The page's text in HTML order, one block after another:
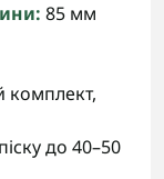
85 мм
комплект,
до 40–50